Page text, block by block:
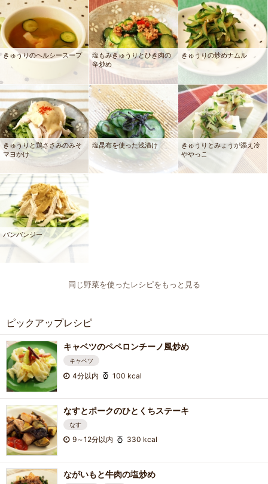
きゅうりのヘルシースープ
塩もみきゅうりとひき肉の
辛炒め
きゅうりの炒めナムル
きゅうりと鶏ささみのみそ
マヨかけ
塩昆布を使った浅漬け
きゅうりとみょうが添え冷
ややっこ
バンバンジー
同じ野菜を使ったレシピをもっと見る
ピックアップレシピ
キャベツのペペロンチーノ風炒め
キャベツ
4分以内 100 kcal
なすとポークのひとくちステーキ
なす
9～12分以内 330 kcal
ながいもと牛肉の塩炒め